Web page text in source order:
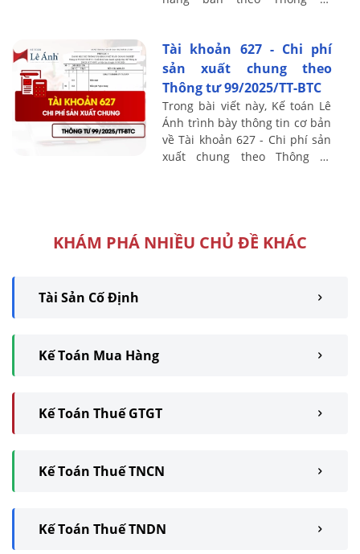
nội dung phản ...
Tài khoản 627 - Chi phí
sản xuất chung theo
Thông tư 99/2025/TT-BTC
Trong bài viết này, Kế toán Lê
Ánh trình bày thông tin cơ bản
về Tài khoản 627 - Chi phí sản
xuất chung theo Thông tư
KHÁM PHÁ NHIỀU CHỦ ĐỀ KHÁC
Tài Sản Cố Định
Kế Toán Mua Hàng
Kế Toán Thuế GTGT
Kế Toán Thuế TNCN
Kế Toán Thuế TNDN